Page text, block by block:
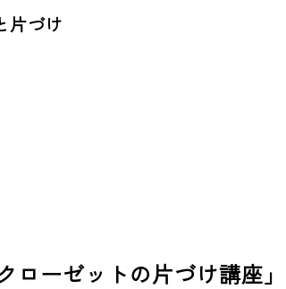
片づけ
クローゼットの片づけ講座